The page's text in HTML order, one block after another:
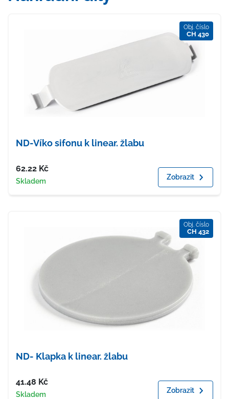
Obj. číslo
CH 430
ND-Víko sifonu k linear. žlabu
Cena
62.22 Kč
Dostupnost
Skladem Zobrazit
Obj. číslo
CH 432
ND- Klapka k linear. žlabu
Cena
41.48 Kč
Dostupnost
Skladem Zobrazit